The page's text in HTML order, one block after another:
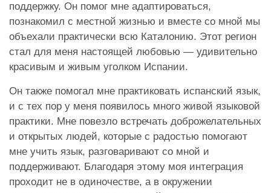
поддержку. Он помог мне адаптироваться,
познакомил с местной жизнью и вместе со мной мы
объехали практически всю Каталонию. Этот регион
стал для меня настоящей любовью — удивительно
красивым и живым уголком Испании.
Он также помогал мне практиковать испанский язык,
и с тех пор у меня появилось много живой языковой
практики. Мне повезло встречать доброжелательных
и открытых людей, которые с радостью помогают
мне учить язык, разговаривают со мной и
поддерживают. Благодаря этому моя интеграция
проходит не в одиночестве, а в окружении